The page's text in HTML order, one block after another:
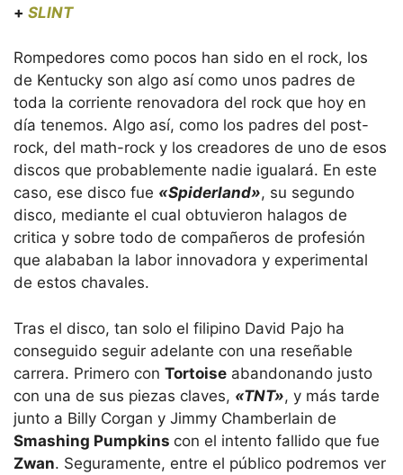
+ SLINT
Rompedores como pocos han sido en el rock, los
de Kentucky son algo así como unos padres de
toda la corriente renovadora del rock que hoy en
día tenemos. Algo así, como los padres del post-
rock, del math-rock y los creadores de uno de esos
discos que probablemente nadie igualará. En este
caso, ese disco fue «Spiderland», su segundo
disco, mediante el cual obtuvieron halagos de
critica y sobre todo de compañeros de profesión
que alababan la labor innovadora y experimental
de estos chavales.
Tras el disco, tan solo el filipino David Pajo ha
conseguido seguir adelante con una reseñable
carrera. Primero con Tortoise abandonando justo
con una de sus piezas claves, «TNT», y más tarde
junto a Billy Corgan y Jimmy Chamberlain de
Smashing Pumpkins con el intento fallido que fue
Zwan. Seguramente, entre el público podremos ver